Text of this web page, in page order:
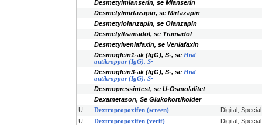
Desmetylmianserin, se Mianserin
Desmetylmirtazapin, se Mirtazapin
Desmetylolanzapin, se Olanzapin
Desmetyltramadol, se Tramadol
Desmetylvenlafaxin, se Venlafaxin
Desmoglein1-ak (IgG), S-, se Hud-
antikroppar (IgG), S-
Desmoglein3-ak (IgG), S-, se Hud-
antikroppar (IgG), S-
Desmopressintest, se U-Osmolalitet
Dexametason, Se Glukokortikoider
U-
Dextropropoxifen (screen)
Digital,
U-
Dextropropoxifen (verif)
Digital,